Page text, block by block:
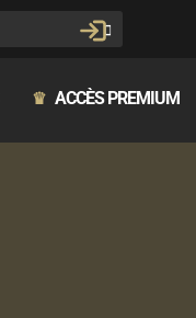
♛ ACCÈS PREMIUM